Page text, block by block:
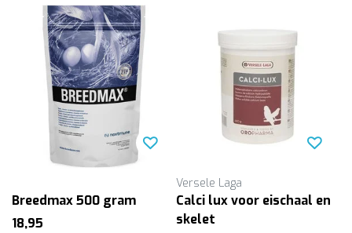
Breedmax 500 gram
18,95
Versele Laga
Calci lux voor eischaal en
skelet